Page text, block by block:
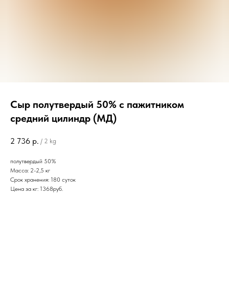
Сыр полутвердый 50% с пажитником
средний цилиндр (МД)
2 736 р. / 2 kg
полутвердый 50%
Масса: 2-2,5 кг
Срок хранения: 180 суток
Цена за кг: 1368руб.